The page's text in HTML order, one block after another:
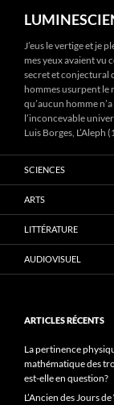
J’eus le vertige et je
mes yeux avaient vu
secret et conjectural
hommes usurpent le
qu’aucun homme
l’inconcevable
Luis Borges, L’Aleph
SCIENCES
ARTS
LITTÉRATURE
AUDIOVISUEL
ARTICLES RÉCENTS
La pertinence
mathématique des
est-elle en question?
L’Ancien des Jours